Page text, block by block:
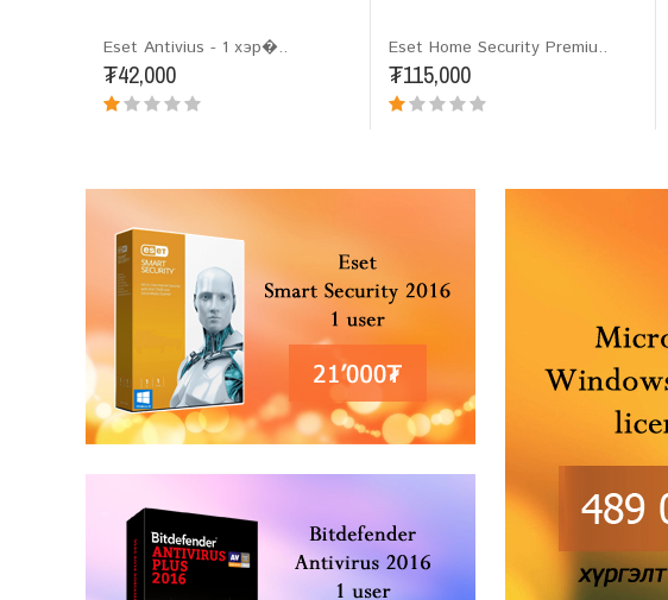
Eset Antivius - 1 хэр�..
₮42,000
Eset Home Security Premiu..
₮115,000